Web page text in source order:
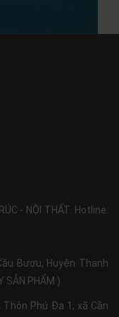
- NỘI THẤT. Hotline:
Bươu, Huyện Thanh
SẢN PHẨM )
Phú Đa 1, xã Cần